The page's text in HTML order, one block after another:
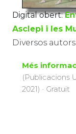
Digital obert:
Asclepi i les
Diversos autors
Més
(Publicacions
2021) · Gratuït